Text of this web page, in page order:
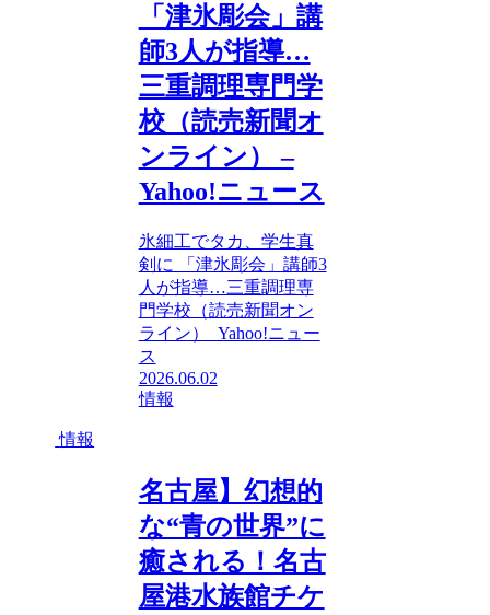
「津氷彫会」講
師3人が指導…
三重調理専門学
校（読売新聞オ
ンライン） –
Yahoo!ニュース
氷細工でタカ、学生真
剣に 「津氷彫会」講師3
人が指導…三重調理専
門学校（読売新聞オン
ライン） Yahoo!ニュー
ス
2026.06.02
情報
情報
名古屋】幻想的
な“青の世界”に
癒される！名古
屋港水族館チケ